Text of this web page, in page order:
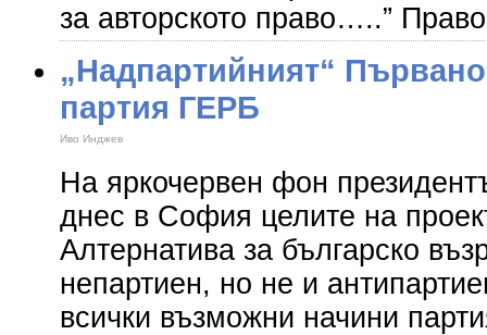
за авторското право…..” Право
„Надпартийният“
партия ГЕРБ
Иво Инджев
На яркочервен фон
днес в София целите на
Алтернатива за българско
непартиен, но не и
всички възможни начини